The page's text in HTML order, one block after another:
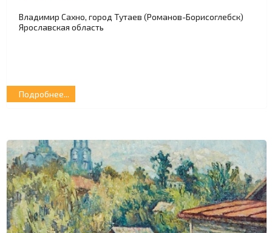
Владимир Сахно, город Тутаев (Романов-Борисоглебск)
Ярославская область
Подробнее...